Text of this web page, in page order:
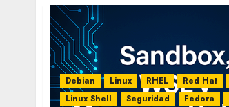
Debian Linux RHEL Red Hat
Linux Shell
Seguridad Fedora